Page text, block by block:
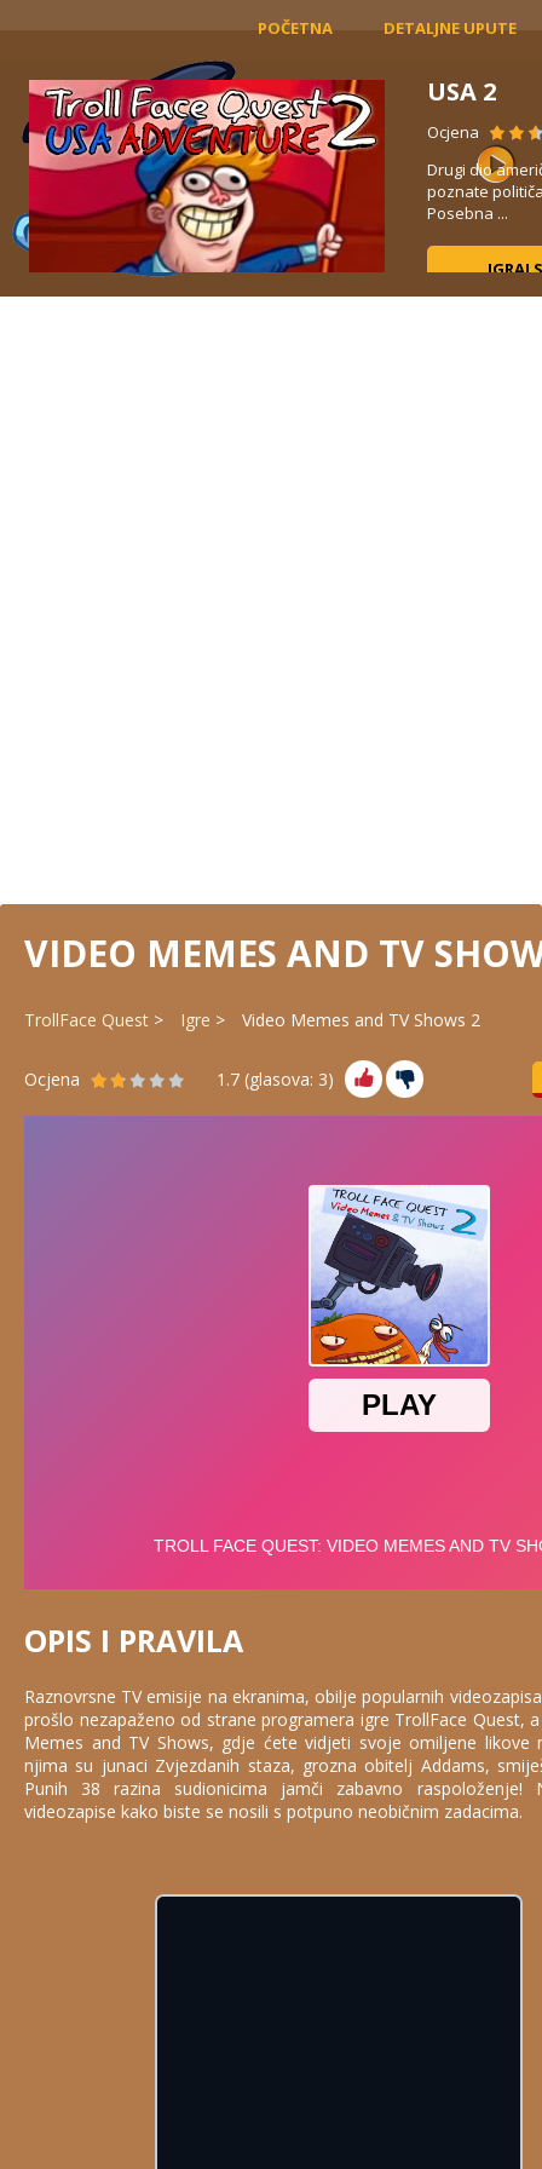
POČETNA DETALJNE UPUTE
USA 2
Ocjena
Drugi dio
poznate
Posebna ...
IGRAJ
VIDEO MEMES AND TV
TrollFace Quest Igre Video Memes and TV Shows 2
Ocjena 1.7 (glasova: 3)
OPIS I PRAVILA
Raznovrsne TV emisije na ekranima, obilje popularnih
prošlo nezapaženo od strane programera igre TrollFace Quest,
Memes and TV Shows, gdje ćete vidjeti svoje omiljene likove
njima su junaci Zvjezdanih staza, grozna obitelj Addams,
Punih 38 razina sudionicima jamči zabavno
videozapise kako biste se nosili s potpuno neobičnim zadacima.